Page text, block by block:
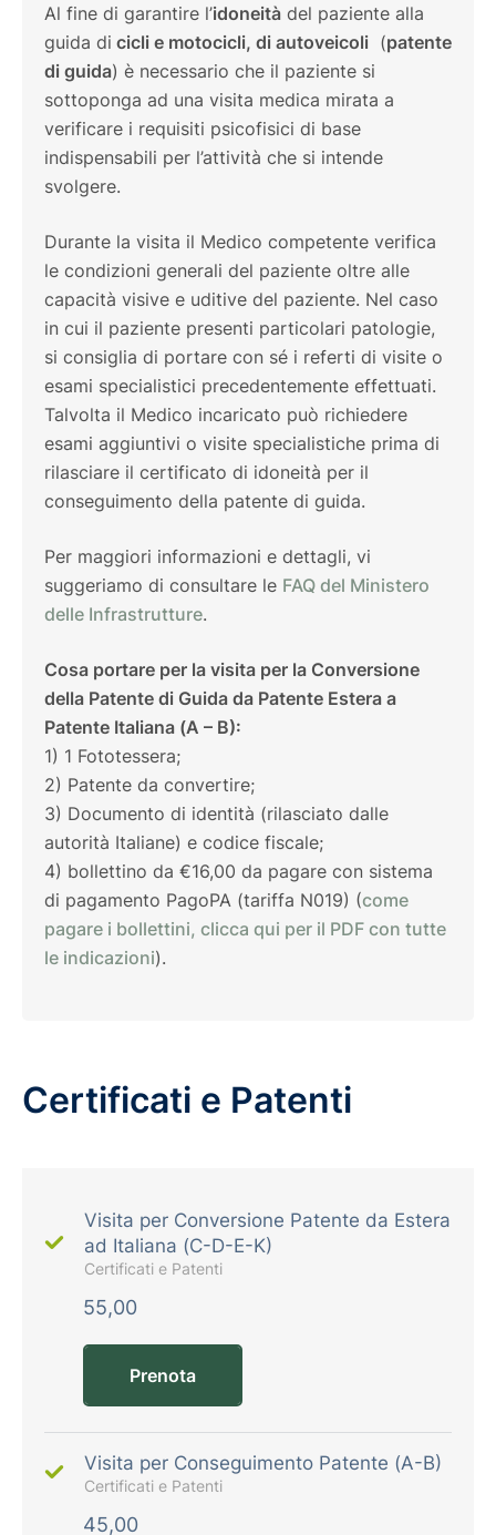
Al fine di garantire l’idoneità del paziente alla
guida di cicli e motocicli, di autoveicoli (patente
di guida) è necessario che il paziente si
sottoponga ad una visita medica mirata a
verificare i requisiti psicofisici di base
indispensabili per l’attività che si intende
svolgere.
Durante la visita il Medico competente verifica
le condizioni generali del paziente oltre alle
capacità visive e uditive del paziente. Nel caso
in cui il paziente presenti particolari patologie,
si consiglia di portare con sé i referti di visite o
esami specialistici precedentemente effettuati.
Talvolta il Medico incaricato può richiedere
esami aggiuntivi o visite specialistiche prima di
rilasciare il certificato di idoneità per il
conseguimento della patente di guida.
Per maggiori informazioni e dettagli, vi
suggeriamo di consultare le FAQ del Ministero
delle Infrastrutture.
Cosa portare per la visita per la Conversione
della Patente di Guida da Patente Estera a
Patente Italiana (A – B):
1) 1 Fototessera;
2) Patente da convertire;
3) Documento di identità (rilasciato dalle
autorità Italiane) e codice fiscale;
4) bollettino da €16,00 da pagare con sistema
di pagamento PagoPA (tariffa N019) (come
pagare i bollettini, clicca qui per il PDF con tutte
le indicazioni).
Certificati e Patenti
Visita per Conversione Patente da Estera
ad Italiana (C-D-E-K)
Certificati e Patenti
55,00
Prenota
Visita per Conseguimento Patente (A-B)
Certificati e Patenti
45,00